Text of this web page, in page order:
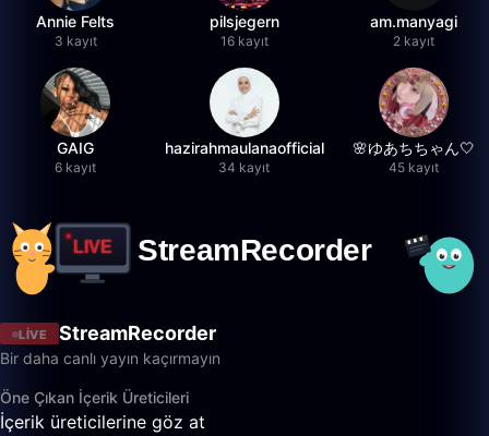
Annie Felts
3 kayıt
pilsjegern
16 kayıt
am.manyagi
2 kayıt
GAIG
6 kayıt
hazirahmaulanaofficial
34 kayıt
🌸ゆあちちゃん🤍
45 kayıt
LIVE StreamRecorder
Bir daha canlı yayın kaçırmayın
Öne Çıkan İçerik Üreticileri
İçerik üreticilerine göz at